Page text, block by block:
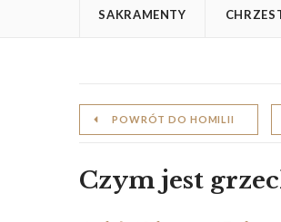
SAKRAMENTY
POWRÓT DO HOMILII
Czym jest